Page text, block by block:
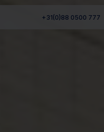
+31(0)88 0500 777